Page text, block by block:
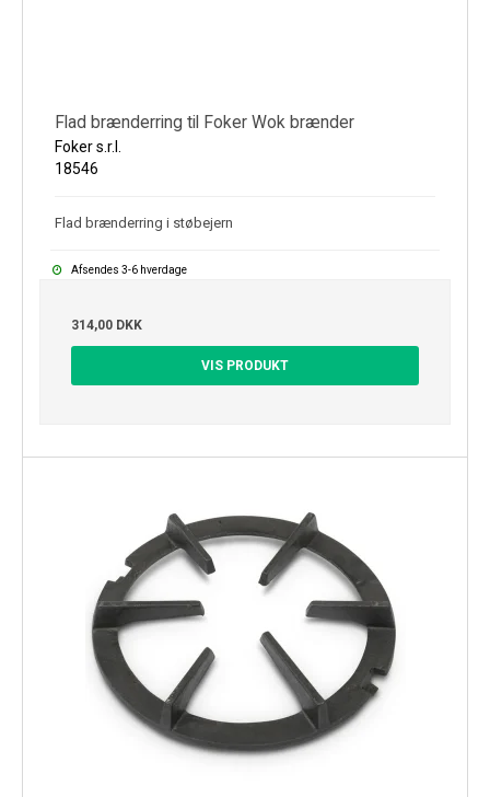
Flad brænderring til Foker Wok brænder
Foker s.r.l.
18546
Flad brænderring i støbejern
Afsendes 3-6 hverdage
314,00 DKK
VIS PRODUKT